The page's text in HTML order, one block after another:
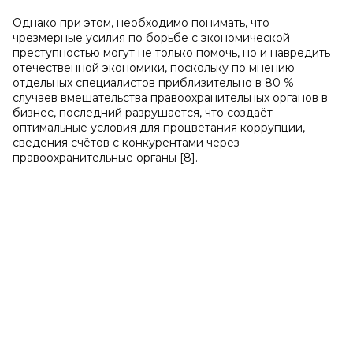
Однако при этом, необходимо понимать, что
чрезмерные усилия по борьбе с экономической
преступностью могут не только помочь, но и навредить
отечественной экономики, поскольку по мнению
отдельных специалистов приблизительно в 80 %
случаев вмешательства правоохранительных органов в
бизнес, последний разрушается, что создаёт
оптимальные условия для процветания коррупции,
сведения счётов с конкурентами через
правоохранительные органы [8].